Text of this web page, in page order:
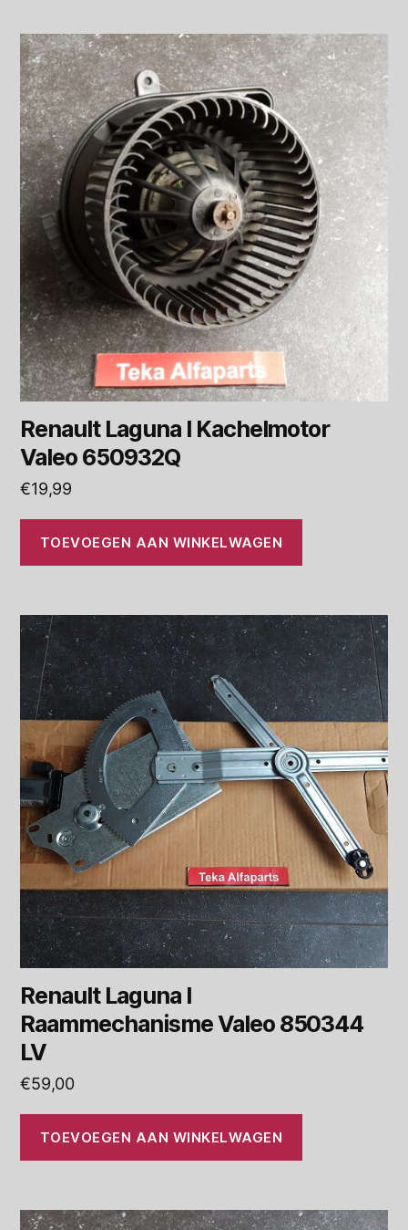
Renault Laguna I Kachelmotor
Valeo 650932Q
€19,99
TOEVOEGEN AAN WINKELWAGEN
Renault Laguna I
Raammechanisme Valeo 850344
LV
€59,00
TOEVOEGEN AAN WINKELWAGEN